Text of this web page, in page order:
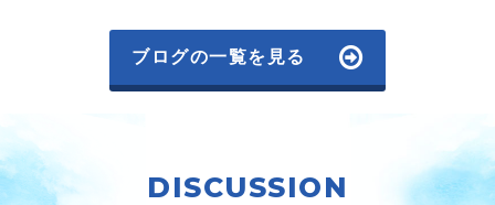
ブログの一覧を見る
DISCUSSION